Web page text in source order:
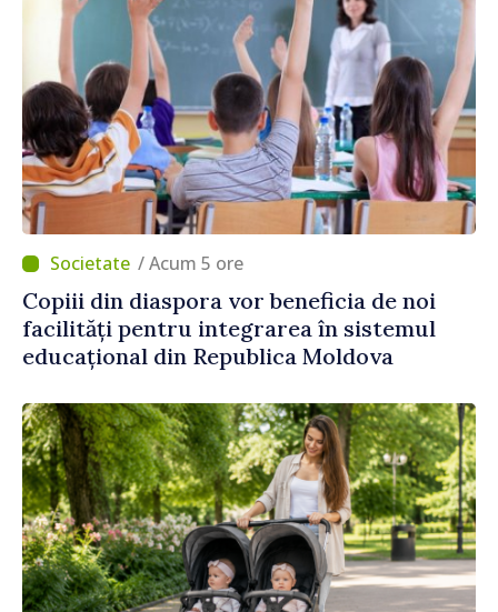
/ Acum 5 ore
Copiii din diaspora vor beneficia de noi
facilități pentru integrarea în sistemul
educațional din Republica Moldova